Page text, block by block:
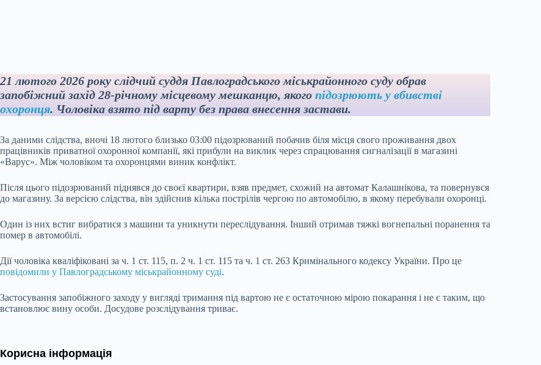
21 лютого 2026 року слідчий суддя Павлоградського міськрайонного суду обрав
запобіжний захід 28-річному місцевому мешканцю, якого підозрюють у вбивстві
охоронця. Чоловіка взято під варту без права внесення застави.
За даними слідства, вночі 18 лютого близько 03:00 підозрюваний побачив біля місця свого проживання двох
працівників приватної охоронної компанії, які прибули на виклик через спрацювання сигналізації в магазині
«Варус». Між чоловіком та охоронцями виник конфлікт.
Після цього підозрюваний піднявся до своєї квартири, взяв предмет, схожий на автомат Калашнікова, та повернувся
до магазину. За версією слідства, він здійснив кілька пострілів чергою по автомобілю, в якому перебували охоронці.
Один із них встиг вибратися з машини та уникнути переслідування. Інший отримав тяжкі вогнепальні поранення та
помер в автомобілі.
Дії чоловіка кваліфіковані за ч. 1 ст. 115, п. 2 ч. 1 ст. 115 та ч. 1 ст. 263 Кримінального кодексу України. Про це
повідомили у Павлоградському міськрайонному суді.
Застосування запобіжного заходу у вигляді тримання під вартою не є остаточною мірою покарання і не є таким, що
встановлює вину особи. Досудове розслідування триває.
Корисна інформація